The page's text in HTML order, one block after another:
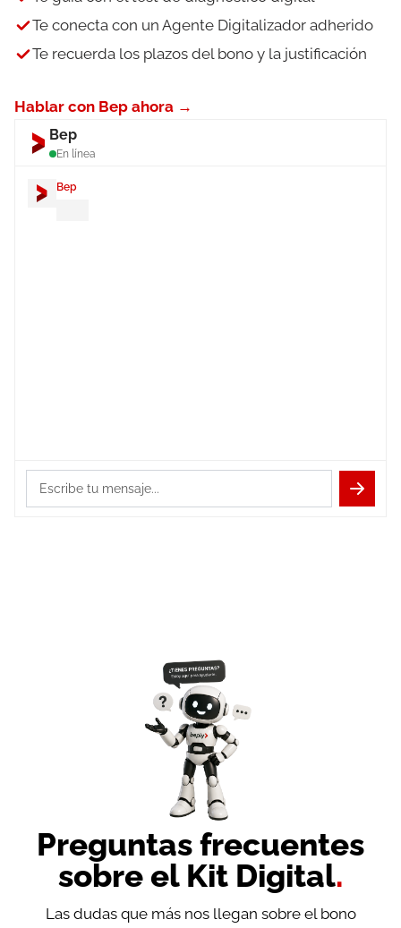
Te conecta con un Agente Digitalizador adherido
Te recuerda los plazos del bono y la justificación
Hablar con Bep ahora →
Bep
En línea
Bep
Escribe tu mensaje...
Preguntas frecuentes
sobre el Kit Digital.
Las dudas que más nos llegan sobre el bono